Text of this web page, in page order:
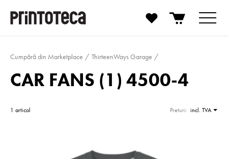
Cumpără din Marketplace ThirteenWays Garage
CAR FANS (1) 4500-4
1 articol Preturi: incl. TVA